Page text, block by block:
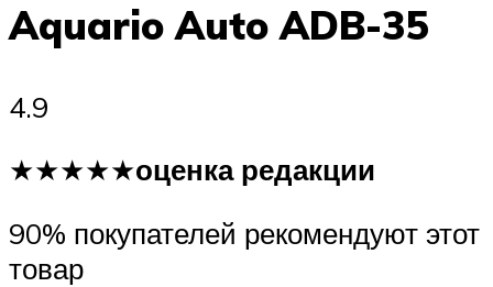
Aquario Auto ADB-35
4.9
★★★★★оценка редакции
90% покупателей рекомендуют этот
товар